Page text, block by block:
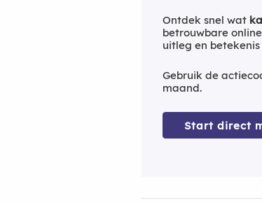
Ontdek snel wat
betrouwbare
uitleg en
Gebruik de
maand.
Start direct